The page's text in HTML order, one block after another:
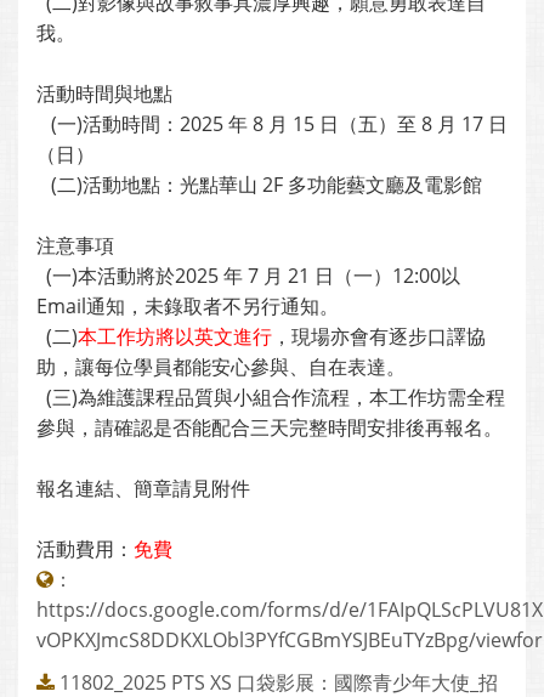
我。
活動時間與地點
(一)活動時間：2025 年 8 月 15 日（五）至 8 月 17 日
（日）
(二)活動地點：光點華山 2F 多功能藝文廳及電影館
注意事項
(一)本活動將於2025 年 7 月 21 日（一）12:00以
Email通知，未錄取者不另行通知。
(二)本工作坊將以英文進行 ，現場亦會有逐步口譯協
助，讓每位學員都能安心參與、自在表達。
(三)為維護課程品質與小組合作流程，本工作坊需全程
參與，請確認是否能配合三天完整時間安排後再報名。
報名連結、簡章請見附件
活動費用： 免費
：
https://docs.google.com/forms/d/e/
vOPKXJmcS8DDKXLObl3PYfCGBmYSJBEuTYzBpg/
11802_2025 PTS XS 口袋影展：國際青少年大使_招